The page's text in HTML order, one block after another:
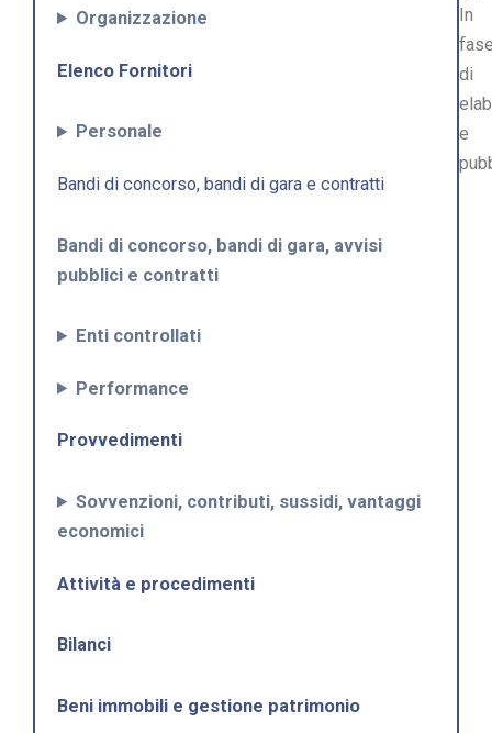
Organizzazione
Elenco Fornitori
Personale
Bandi di concorso, bandi di gara e contratti
Bandi di concorso, bandi di gara, avvisi
pubblici e contratti
Enti controllati
Performance
Provvedimenti
Sovvenzioni, contributi, sussidi, vantaggi
economici
Attività e procedimenti
Bilanci
Beni immobili e gestione patrimonio
In
di
e